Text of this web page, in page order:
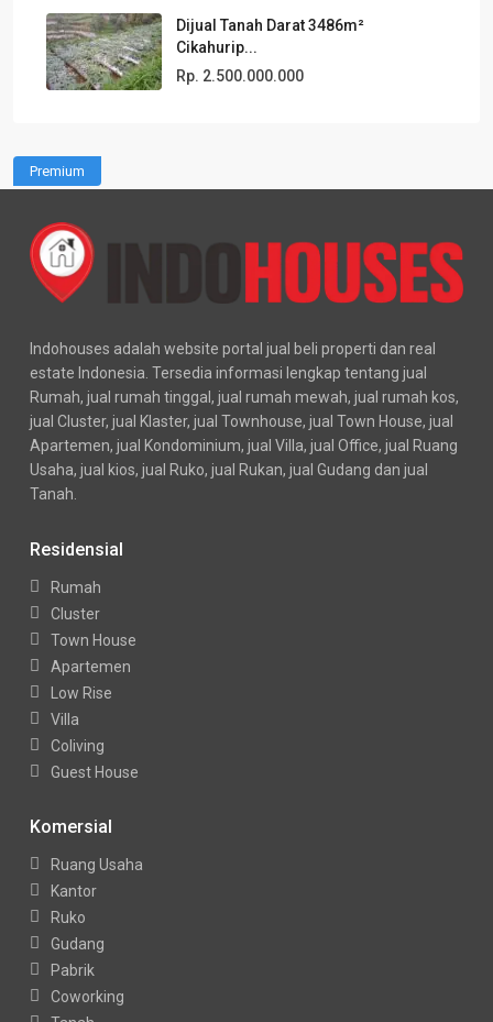
Dijual Tanah Darat 3486m²
Cikahurip...
Rp. 2.500.000.000
Premium
Indohouses adalah website portal jual beli properti dan real
estate Indonesia. Tersedia informasi lengkap tentang jual
Rumah, jual rumah tinggal, jual rumah mewah, jual rumah kos,
jual Cluster, jual Klaster, jual Townhouse, jual Town House, jual
Apartemen, jual Kondominium, jual Villa, jual Office, jual Ruang
Usaha, jual kios, jual Ruko, jual Rukan, jual Gudang dan jual
Tanah.
Residensial
Rumah
Cluster
Town House
Apartemen
Low Rise
Villa
Coliving
Guest House
Komersial
Ruang Usaha
Kantor
Ruko
Gudang
Pabrik
Coworking